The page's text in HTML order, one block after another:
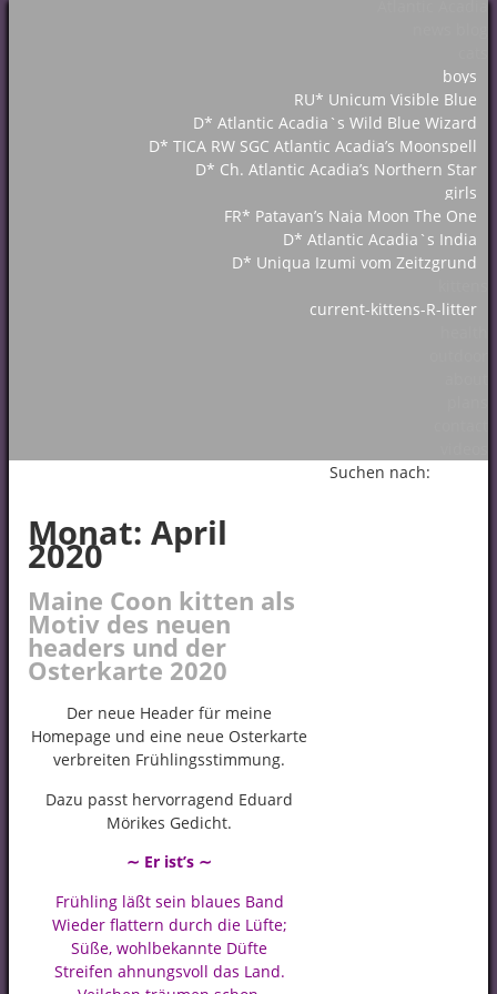
boys
RU* Unicum Visible Blue
D* Atlantic Acadia`s Wild Blue Wizard
D* TICA RW SGC Atlantic Acadia’s Moonspell
D* Ch. Atlantic Acadia’s Northern Star
girls
FR* Patayan’s Naja Moon The One
D* Atlantic Acadia`s India
D* Uniqua Izumi vom Zeitzgrund
current-kittens-R-litter
Monat:April
2020
Maine Coon kitten als
Motiv des neuen
headers und der
Osterkarte 2020
Der neue Header für meine
Homepage und eine neue Osterkarte
verbreiten Frühlingsstimmung.
Dazu passt hervorragend Eduard
Mörikes Gedicht.
∼ Er ist’s ∼
Frühling läßt sein blaues Band
Wieder flattern durch die Lüfte;
Süße, wohlbekannte Düfte
Streifen ahnungsvoll das Land.
Suchen nach: